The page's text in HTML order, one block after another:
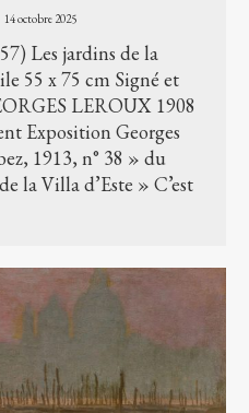
14 octobre 2025
Les jardins de la
55 x 75 cm Signé et
LEROUX 1908
Exposition Georges
1913, n° 38 » du
la Villa d’Este » C’est